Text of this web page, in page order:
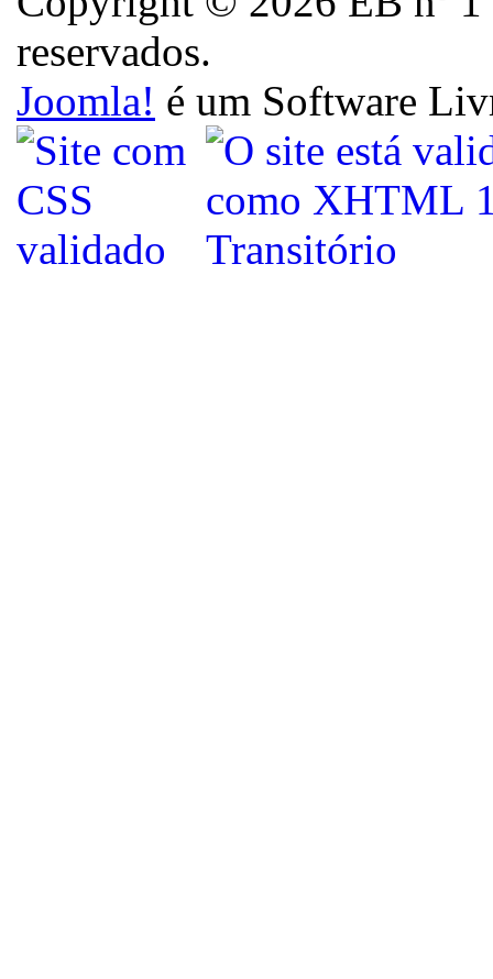
reservados.
Joomla! é um Software